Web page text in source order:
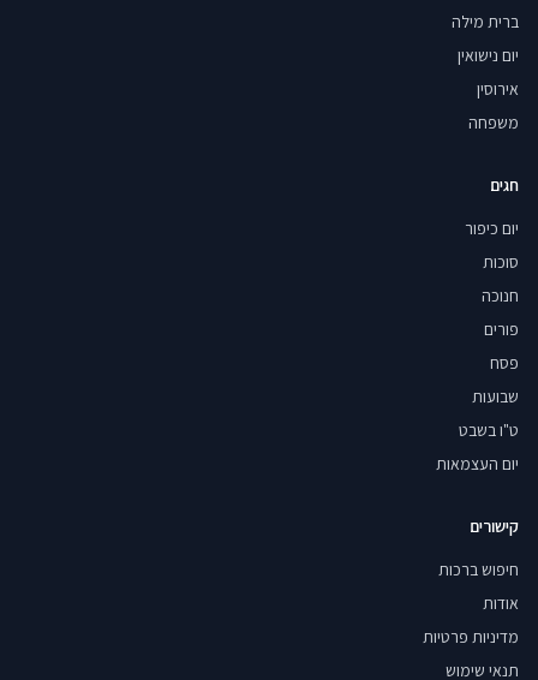
ברית מילה
יום נישואין
אירוסין
משפחה
חגים
יום כיפור
סוכות
חנוכה
פורים
פסח
שבועות
ט"ו בשבט
יום העצמאות
קישורים
חיפוש ברכות
אודות
מדיניות פרטיות
תנאי שימוש